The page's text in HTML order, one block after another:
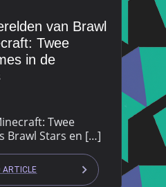
van Brawl
Twee
in de
Twee
Brawl Stars en […]
ARTICLE